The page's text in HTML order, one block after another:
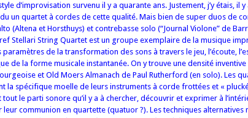
d’improvisation survenu il y a quarante ans. Justement, j’y étais, il
un quartet à cordes de cette qualité. Mais bien de super duos de
(Altena et Horsthuys) et contrebasse solo (“Journal Violone” de
Stellari String Quartet est un groupe exemplaire de la musique
de la transformation des sons à travers le jeu, l’écoute,
de la forme musicale instantanée. On y trouve une densité
et Old Moers Almanach de Paul Rutherford (en solo). Les
la spécifique moelle de leurs instruments à corde frottées et «
le parti sonore qu’il y a à chercher, découvrir et exprimer à
communion en quartette (quatuor ?). Les techniques alternatives